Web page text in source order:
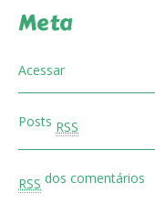
Meta
Acessar
Posts RSS
RSS dos comentários